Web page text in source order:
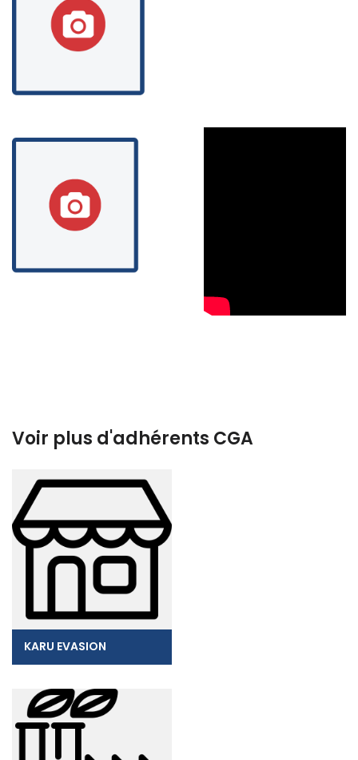
Voir plus d'adhérents CGA
KARU EVASION